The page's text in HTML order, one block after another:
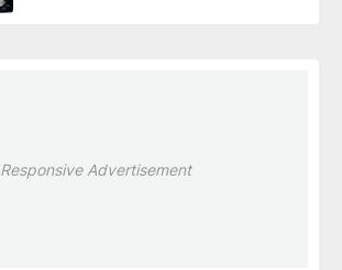
Responsive Advertisement